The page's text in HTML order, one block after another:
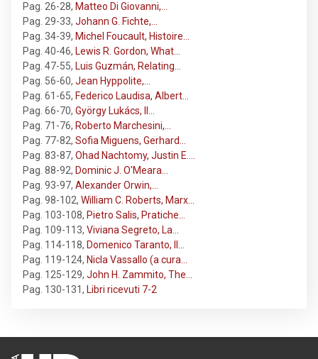
Pag. 26-28, Matteo Di Giovanni,…
Pag. 29-33, Johann G. Fichte,…
Pag. 34-39, Michel Foucault, Histoire…
Pag. 40-46, Lewis R. Gordon, What…
Pag. 47-55, Luis Guzmán, Relating…
Pag. 56-60, Jean Hyppolite,…
Pag. 61-65, Federico Laudisa, Albert…
Pag. 66-70, György Lukács, Il…
Pag. 71-76, Roberto Marchesini,…
Pag. 77-82, Sofia Miguens, Gerhard…
Pag. 83-87, Ohad Nachtomy, Justin E.…
Pag. 88-92, Dominic J. O'Meara…
Pag. 93-97, Alexander Orwin,…
Pag. 98-102, William C. Roberts, Marx…
Pag. 103-108, Pietro Salis, Pratiche…
Pag. 109-113, Viviana Segreto, La…
Pag. 114-118, Domenico Taranto, Il…
Pag. 119-124, Nicla Vassallo (a cura…
Pag. 125-129, John H. Zammito, The…
Pag. 130-131, Libri ricevuti 7-2